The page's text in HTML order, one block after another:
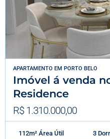
APARTAMENTO EM PORTO BELO
Imóvel á venda
Residence
R$ 1.310.000,00
112m² Área Útil 3